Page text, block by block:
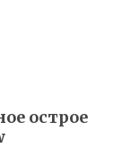
острое